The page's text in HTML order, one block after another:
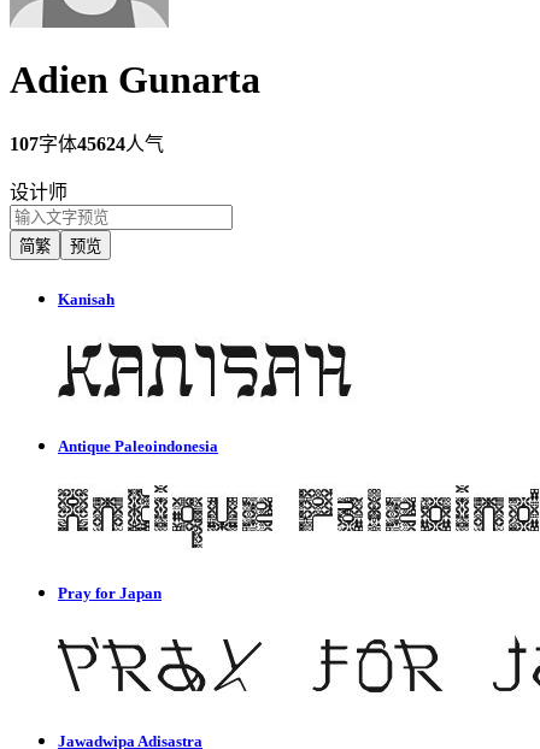
Adien Gunarta
107字体45624人气
设计师
简繁 预览
Kanisah
Antique Paleoindonesia
Pray for Japan
Jawadwipa Adisastra